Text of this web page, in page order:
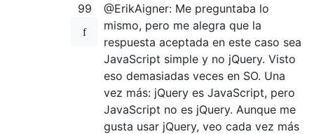
99
@ErikAigner: Me preguntaba lo
mismo, pero me alegra que la
respuesta aceptada en este caso sea
JavaScript simple y no jQuery. Visto
eso demasiadas veces en SO. Una
vez más: jQuery es JavaScript, pero
JavaScript no es jQuery. Aunque me
gusta usar jQuery, veo cada vez más